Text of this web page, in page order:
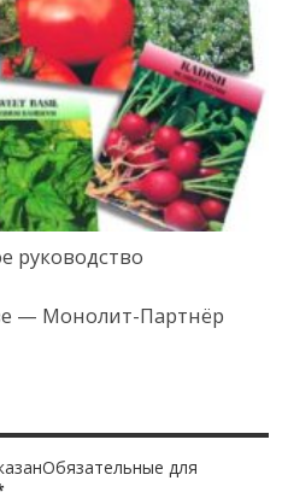
руководство
— Монолит-Партнёр
для